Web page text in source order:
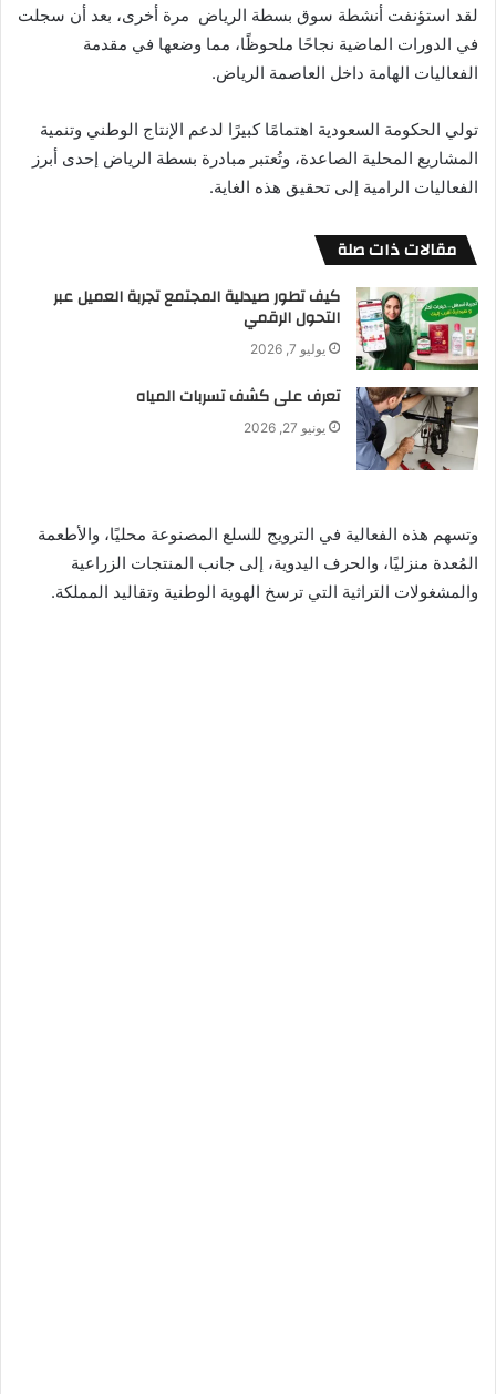
لقد استؤنفت أنشطة سوق بسطة الرياض مرة أخرى، بعد أن سجلت
في الدورات الماضية نجاحًا ملحوظًا، مما وضعها في مقدمة
الفعاليات الهامة داخل العاصمة الرياض.
تولي الحكومة السعودية اهتمامًا كبيرًا لدعم الإنتاج الوطني وتنمية
المشاريع المحلية الصاعدة، وتُعتبر مبادرة بسطة الرياض إحدى أبرز
الفعاليات الرامية إلى تحقيق هذه الغاية.
مقالات ذات صلة
كيف تطور صيدلية المجتمع تجربة العميل عبر
التحول الرقمي
يوليو 7, 2026
تعرف على كشف تسربات المياه
يونيو 27, 2026
وتسهم هذه الفعالية في الترويج للسلع المصنوعة محليًا، والأطعمة
المُعدة منزليًا، والحرف اليدوية، إلى جانب المنتجات الزراعية
والمشغولات التراثية التي ترسخ الهوية الوطنية وتقاليد المملكة.